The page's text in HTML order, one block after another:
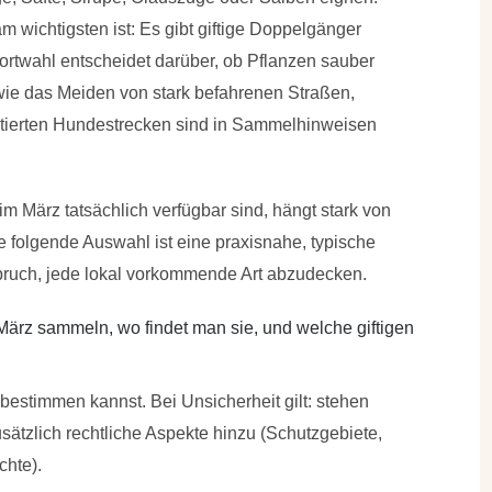
wichtigsten ist: Es gibt giftige Doppelgänger
entscheidet darüber, ob Pflanzen sauber
das Meiden von stark befahrenen Straßen,
Hundestrecken sind in Sammelhinweisen
März tatsächlich verfügbar sind, hängt stark von
Auswahl ist eine praxisnahe, typische
jede lokal vorkommende Art abzudecken.
sammeln, wo findet man sie, und welche giftigen
kannst. Bei Unsicherheit gilt: stehen
rechtliche Aspekte hinzu (Schutzgebiete,